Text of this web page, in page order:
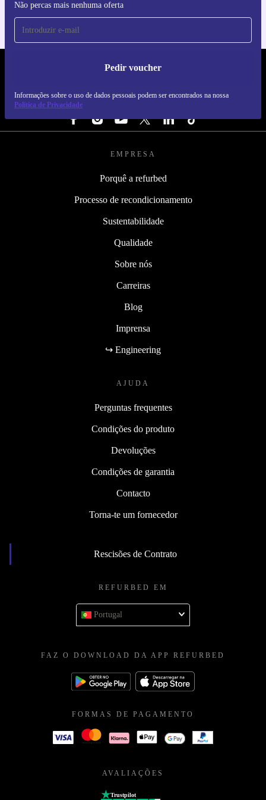
Não percas mais nenhuma oferta
Pedir voucher
Informações sobre o uso de dados pessoais podem ser encontrados na nossa
Política de Privacidade
REFURBED PORTUGAL - RETHINK NEW.
SEGUE-NOS
EMPRESA
Porquê a refurbed
Processo de recondicionamento
Sustentabilidade
Qualidade
Sobre nós
Carreiras
Blog
Imprensa
↪ Engineering
AJUDA
Perguntas frequentes
Condições do produto
Devoluções
Condições de garantia
Contacto
Torna-te um fornecedor
Rescisões de Contrato
REFURBED EM
Portugal
FAZ O DOWNLOAD DA APP REFURBED
FORMAS DE PAGAMENTO
AVALIAÇÕES
Trustpilot